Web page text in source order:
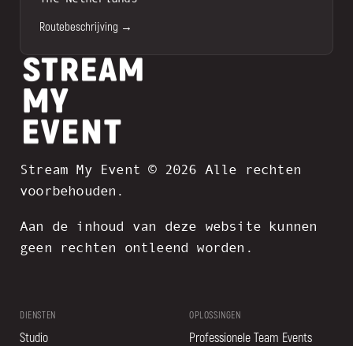
Routebeschrijving →
Stream My Event © 2026 Alle rechten
voorbehouden.
Aan de inhoud van deze website kunnen
geen rechten ontleend worden.
DIENSTEN
Studio
OPLOSSINGEN
Professionele Team Events